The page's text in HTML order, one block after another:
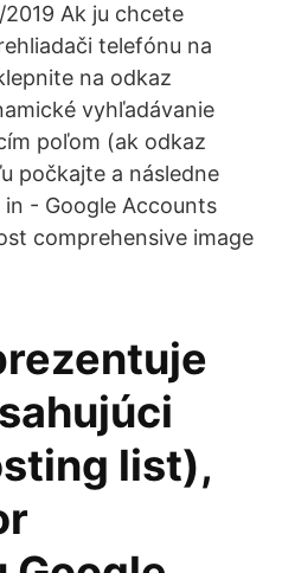
2019 Ak ju chcete
telefónu na
na odkaz
vyhľadávanie
poľom (ak odkaz
počkajte a následne
- Google Accounts
comprehensive image
list),